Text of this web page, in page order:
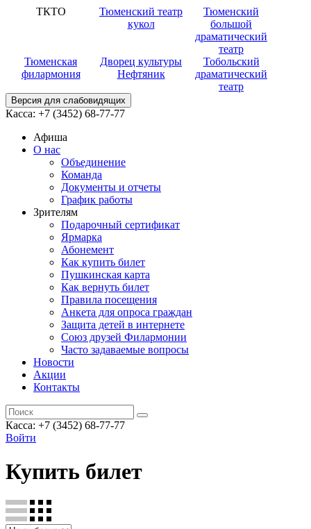
ТКТО
Тюменский театр
кукол
Тюменский
большой
драматический
театр
Тюменская
филармония
Дворец культуры
Нефтяник
Тобольский
драматический
театр
Версия для слабовидящих
Касса: +7 (3452) 68-77-77
Афиша
О нас
Объединение
Команда
Документы и отчеты
График работы
Зрителям
Подарочный сертификат
Ярмарка
Абонемент
Как купить билет
Пушкинская карта
Как вернуть билет
Правила посещения
Анкета для опроса граждан
Защита детей в интернете
Союз друзей Филармонии
Часто задаваемые вопросы
Новости
Акции
Контакты
Касса: +7 (3452) 68-77-77
Войти
Купить билет